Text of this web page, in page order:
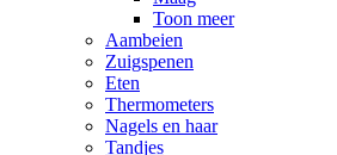
Toon meer
Aambeien
Zuigspenen
Eten
Thermometers
Nagels en haar
Tandjes